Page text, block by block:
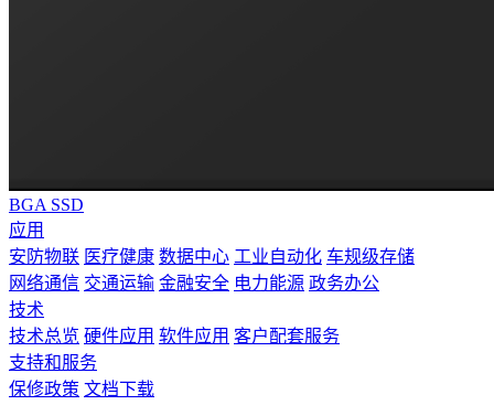
BGA SSD
应用
安防物联 医疗健康 数据中心 工业自动化 车规级存储
网络通信 交通运输 金融安全 电力能源 政务办公
技术
技术总览 硬件应用 软件应用 客户配套服务
支持和服务
保修政策 文档下载